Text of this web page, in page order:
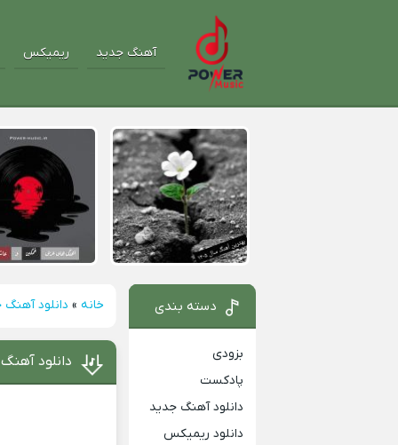
آهنگ جدید ریمیکس
خانه » دانلود
دانلود
دسته بندی
بزودی
پادکست
دانلود آهنگ جدید
دانلود ریمیکس